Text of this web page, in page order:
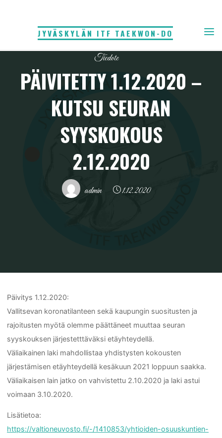
JYVÄSKYLÄN ITF TAEKWON-DO
Tiedote
PÄIVITETTY 1.12.2020 –
KUTSU SEURAN
SYYSKOKOUS
2.12.2020
admin 1.12.2020
Päivitys 1.12.2020:
Vallitsevan koronatilanteen sekä kaupungin suositusten ja
rajoitusten myötä olemme päättäneet muuttaa seuran
syyskouksen järjestetttäväksi etäyhteydellä.
Väliaikainen laki mahdollistaa yhdistysten kokousten
järjestämisen etäyhteydellä kesäkuun 2021 loppuun saakka.
Väliaikaisen lain jatko on vahvistettu 2.10.2020 ja laki astui
voimaan 3.10.2020.
Lisätietoa:
https://valtioneuvosto.fi/-/1410853/yhtioiden-osuuskuntien-